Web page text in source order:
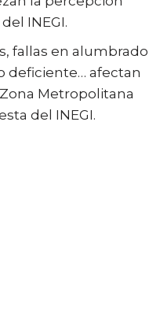
INEGI.
fallas en alumbrado
deficiente… afectan
Metropolitana
del INEGI.